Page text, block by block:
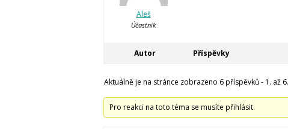
Aleš
Účastník
Autor Příspěvky
Aktuálně je na stránce zobrazeno 6 příspěvků - 1. až
Pro reakci na toto téma se musíte přihlásit.